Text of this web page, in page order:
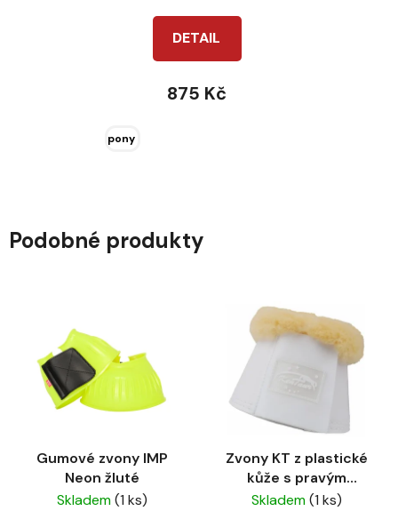
DETAIL
875 Kč
pony
Podobné produkty
Gumové zvony IMP
Neon žluté
Skladem(1 ks)
Zvony KT z plastické
kůže s pravým
beránkem bílé
Skladem(1 ks)